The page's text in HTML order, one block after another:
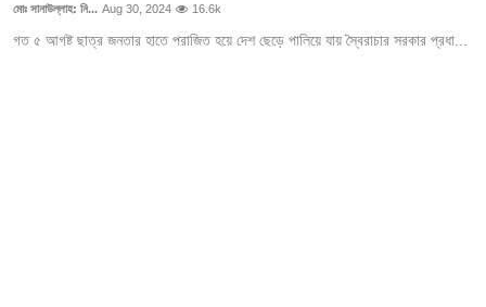
ঢাকা বিভাগ
মোঃ সানাউল্লাহ: নি... Aug 30, 2024 16.6k
গত ৫ আগষ্ট ছাত্র জনতার হাতে পরাজিত হয়ে দেশ ছেড়ে পালিয়ে যায় স্বৈরাচার সরকার প্রধা...